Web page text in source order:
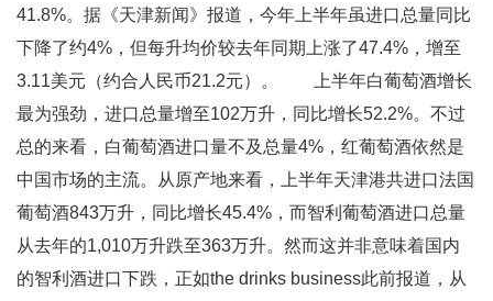
41.8%。据《天津新闻》报道，今年上半年虽进口总量同比
下降了约4%，但每升均价较去年同期上涨了47.4%，增至
3.11美元（约合人民币21.2元）。 上半年白葡萄酒增长
最为强劲，进口总量增至102万升，同比增长52.2%。不过
总的来看，白葡萄酒进口量不及总量4%，红葡萄酒依然是
中国市场的主流。从原产地来看，上半年天津港共进口法国
葡萄酒843万升，同比增长45.4%，而智利葡萄酒进口总量
从去年的1,010万升跌至363万升。然而这并非意味着国内
的智利酒进口下跌，正如the drinks business此前报道，从